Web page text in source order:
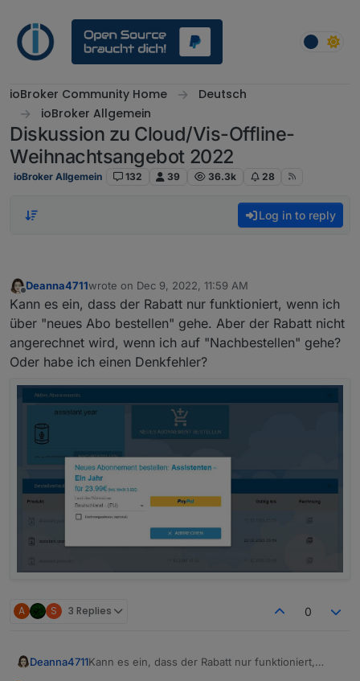
ioBroker Community Home
Deutsch
ioBroker Allgemein
Diskussion zu Cloud/Vis-Offline-
Weihnachtsangebot 2022
ioBroker Allgemein 132 39 36.3k 28
Log in to reply
Deanna4711wrote on Dec 9, 2022, 11:59 AM
last edited by
Kann es ein, dass der Rabatt nur funktioniert, wenn ich
über "neues Abo bestellen" gehe. Aber der Rabatt nicht
angerechnet wird, wenn ich auf "Nachbestellen" gehe?
Oder habe ich einen Denkfehler?
A S 3 Replies 0
Deanna4711Kann es ein, dass der Rabatt nur funktioniert,